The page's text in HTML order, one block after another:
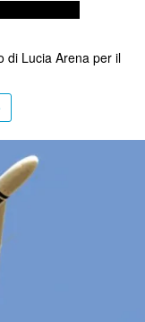
di Lucia Arena per il